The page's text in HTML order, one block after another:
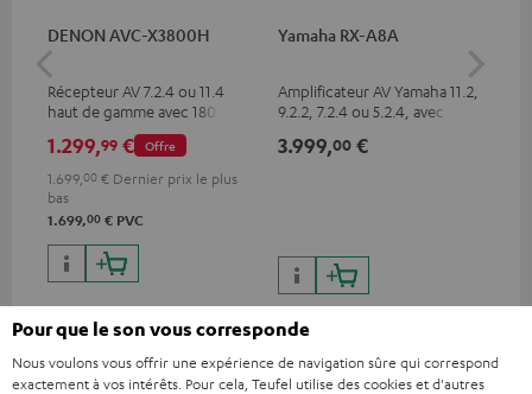
DENON AVC-X3800H
Récepteur AV 7.2.4 ou 11.4
haut de gamme avec 180
watts de puissance de sortie
par canal
Offre
1.299,99 €
1.699,00 € Dernier prix le plus
bas
1.699,00 € PVC
Yamaha RX-A8A
Amplificateur AV Yamaha 11.2,
9.2.2, 7.2.4 ou 5.2.4, avec une
par canal (8 Ohms, 0,9 %
3.999,00 €
Pour que le son vous corresponde
Nous voulons vous offrir une expérience de navigation sûre qui correspond
exactement à vos intérêts. Pour cela, Teufel utilise des cookies et d'autres